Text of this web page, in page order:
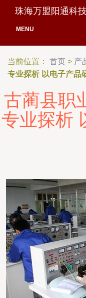
珠海万盟阳通科
MENU
当前位置： 首页 > 产
专业探析 以电子产品
古蔺县职
专业探析